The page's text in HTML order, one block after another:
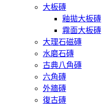
大板磚
釉拋大板磚
霧面大板磚
大理石磁磚
水磨石磚
古典八角磚
六角磚
外牆磚
復古磚